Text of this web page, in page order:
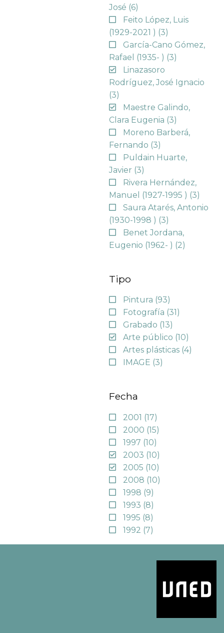
José (6)
Feito López, Luis
(1929-2021 ) (3)
García-Cano Gómez,
Rafael (1935- ) (3)
Linazasoro
Rodríguez, José Ignacio
(3)
Maestre Galindo,
Clara Eugenia (3)
Moreno Barberá,
Fernando (3)
Puldain Huarte,
Javier (3)
Rivera Hernández,
Manuel (1927-1995 ) (3)
Saura Atarés, Antonio
(1930-1998 ) (3)
Benet Jordana,
Eugenio (1962- ) (2)
Tipo
Pintura (93)
Fotografía (31)
Grabado (13)
Arte público (10)
Artes plásticas (4)
IMAGE (3)
Fecha
2001 (17)
2000 (15)
1997 (10)
2003 (10)
2005 (10)
2008 (10)
1998 (9)
1993 (8)
1995 (8)
1992 (7)